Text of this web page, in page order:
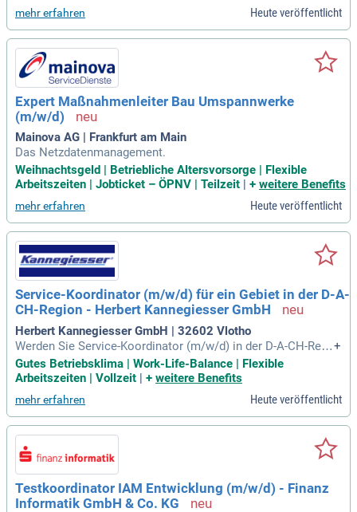
eiter weltweit. In der D-A-CH-Region suchen wir einen Servic
e-Koordinator (m/w/d), um unser engagiertes Team von übe
r 180 Mitarbeitern zu verstärken. Unsere Serviceorganisatio
n garantiert erstklassige Betreuung durch mehr als 90 Servi
cetechniker. Als Servicekoordinator übernehmen Sie Verant
wortung für Ihr Team und gestalten den Kundenservice mit t
echnischem Know-how und Organisationstalent. Werden Sie
Teil unseres Erfolgs und unterstützen Sie uns dabei, die Bed
ürfnisse unserer Kunden zu erfüllen.
mehr erfahren Heute veröffentlicht
Expert Maßnahmenleiter Bau Umspannwerke
(m/w/d)
Mainova AG | Frankfurt am Main
Das Netzdatenmanagement.
Weihnachtsgeld | Betriebliche Altersvorsorge | Flexible
Arbeitszeiten | Jobticket – ÖPNV | Teilzeit
+ weitere Benefits
mehr erfahren Heute veröffentlicht
Service-Koordinator (m/w/d) für ein Gebiet in der D-A-
CH-Region - Herbert Kannegiesser GmbH
Herbert Kannegiesser GmbH | 32602 Vlotho
Werden Sie Service-Koordinator (m/w/d) in der D-A-CH-Regi
on und gestalten Sie die Kundenbetreuung in unserem enga
gierten Team. Mit über 90 Servicetechnikern garantieren wir
t. In dieser Schlüsselposition sind Sie verantwortlich für die
Koordination von Kundenanliegen sowie die Führung Ihres S
erviceteams. Wir suchen eine kommunikative Persönlichkei
t mit technischer Ausbildung und Erfahrung im Maschinenb
au. Ihre Stärken in Organisation und Kundenorientierung wer
den bei uns geschätzt. Profitieren Sie von einem dynamisch
en Arbeitsumfeld mit attraktiven Entwicklungs- und Weiterbi
ldungsmöglichkeiten.
+
Gutes Betriebsklima | Work-Life-Balance | Flexible
Arbeitszeiten | Vollzeit | + weitere Benefits
mehr erfahren Heute veröffentlicht
Testkoordinator IAM Entwicklung (m/w/d) - Finanz
Informatik GmbH & Co. KG